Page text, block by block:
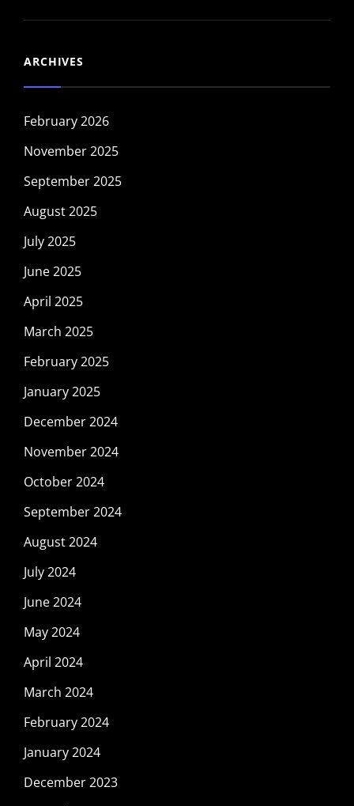
ARCHIVES
February 2026
November 2025
September 2025
August 2025
July 2025
June 2025
April 2025
March 2025
February 2025
January 2025
December 2024
November 2024
October 2024
September 2024
August 2024
July 2024
June 2024
May 2024
April 2024
March 2024
February 2024
January 2024
December 2023